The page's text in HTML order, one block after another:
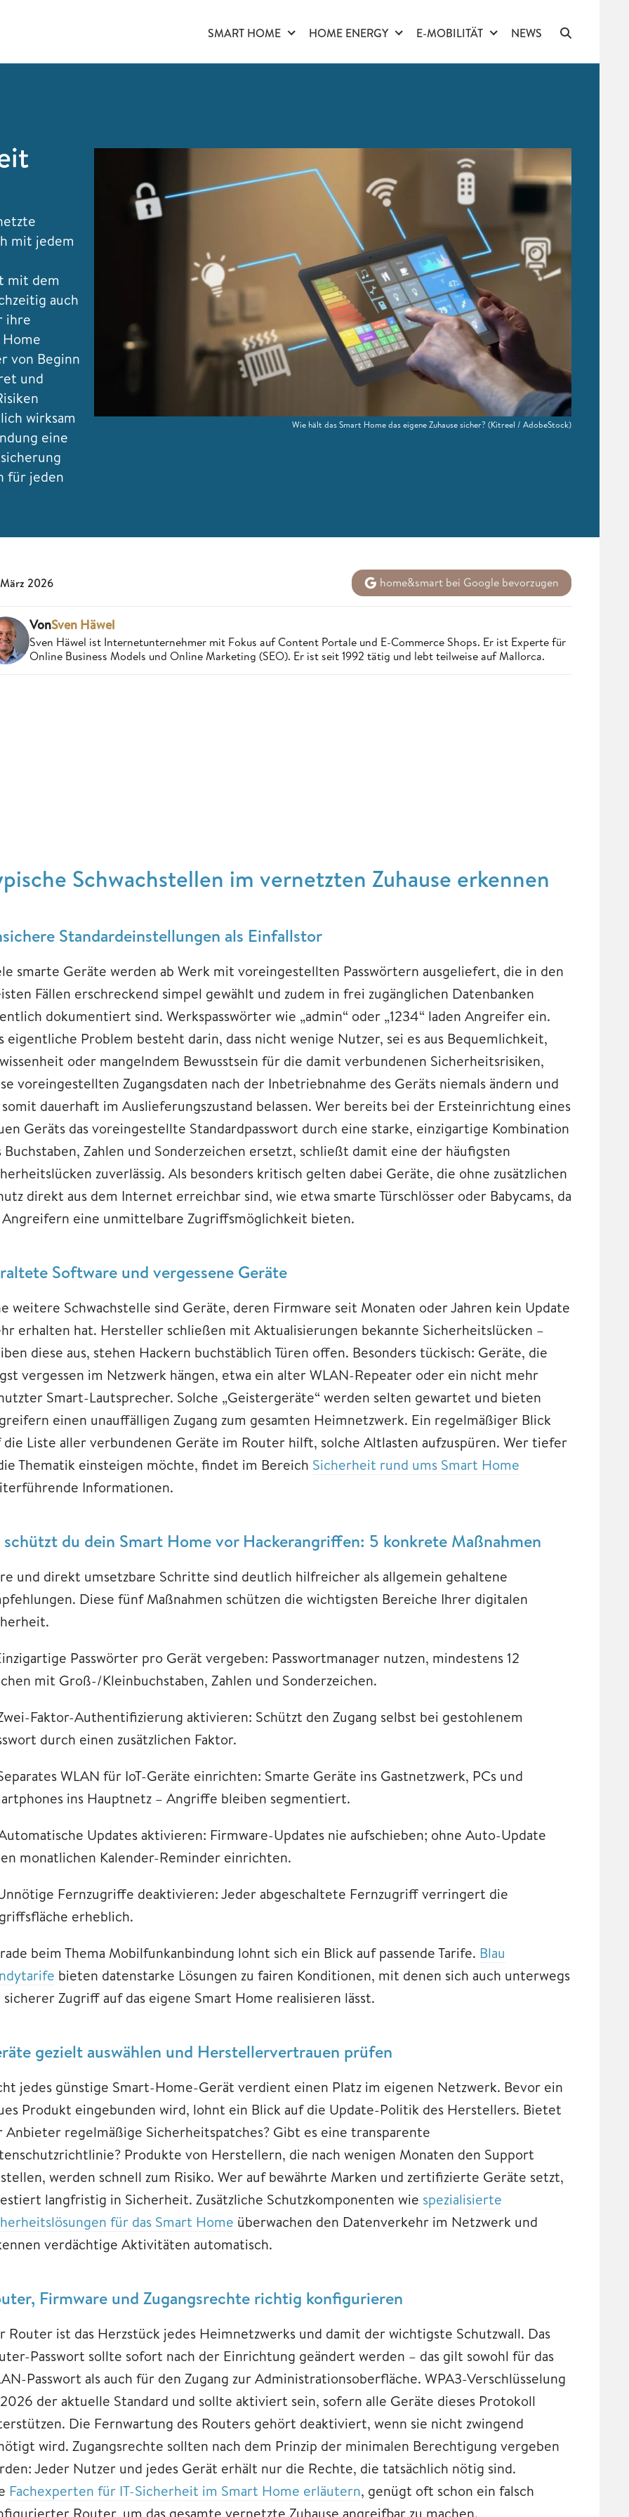
SMART HOME HOME ENERGY E-MOBILITÄT NEWS
mit jedem
mit dem
auch
ihre
von Beginn
und
wirksam
eine
für jeden
Wie hält das Smart Home das eigene Zuhause sicher? (Kitreel / AdobeStock)
2026 home&smart bei Google bevorzugen
VonSven Häwel
Sven Häwel ist Internetunternehmer mit Fokus auf Content Portale und E-Commerce Shops. Er ist Experte für
Online Business Models und Online Marketing (SEO). Er ist seit 1992 tätig und lebt teilweise auf Mallorca.
Schwachstellen im vernetzten Zuhause erkennen
Standardeinstellungen als Einfallstor
smarte Geräte werden ab Werk mit voreingestellten Passwörtern ausgeliefert, die in den
Fällen erschreckend simpel gewählt und zudem in frei zugänglichen Datenbanken
dokumentiert sind. Werkspasswörter wie „admin“ oder „1234“ laden Angreifer ein.
eigentliche Problem besteht darin, dass nicht wenige Nutzer, sei es aus Bequemlichkeit,
oder mangelndem Bewusstsein für die damit verbundenen Sicherheitsrisiken,
voreingestellten Zugangsdaten nach der Inbetriebnahme des Geräts niemals ändern und
dauerhaft im Auslieferungszustand belassen. Wer bereits bei der Ersteinrichtung eines
Geräts das voreingestellte Standardpasswort durch eine starke, einzigartige Kombination
Buchstaben, Zahlen und Sonderzeichen ersetzt, schließt damit eine der häufigsten
zuverlässig. Als besonders kritisch gelten dabei Geräte, die ohne zusätzlichen
direkt aus dem Internet erreichbar sind, wie etwa smarte Türschlösser oder Babycams, da
Angreifern eine unmittelbare Zugriffsmöglichkeit bieten.
Software und vergessene Geräte
weitere Schwachstelle sind Geräte, deren Firmware seit Monaten oder Jahren kein Update
erhalten hat. Hersteller schließen mit Aktualisierungen bekannte Sicherheitslücken –
diese aus, stehen Hackern buchstäblich Türen offen. Besonders tückisch: Geräte, die
vergessen im Netzwerk hängen, etwa ein alter WLAN-Repeater oder ein nicht mehr
Smart-Lautsprecher. Solche „Geistergeräte“ werden selten gewartet und bieten
einen unauffälligen Zugang zum gesamten Heimnetzwerk. Ein regelmäßiger Blick
die Liste aller verbundenen Geräte im Router hilft, solche Altlasten aufzuspüren. Wer tiefer
Thematik einsteigen möchte, findet im Bereich Sicherheit rund ums Smart Home
Informationen.
schützt du dein Smart Home vor Hackerangriffen: 5 konkrete Maßnahmen
und direkt umsetzbare Schritte sind deutlich hilfreicher als allgemein gehaltene
Diese fünf Maßnahmen schützen die wichtigsten Bereiche Ihrer digitalen
Passwörter pro Gerät vergeben: Passwortmanager nutzen, mindestens 12
mit Groß-/Kleinbuchstaben, Zahlen und Sonderzeichen.
Faktor-Authentifizierung aktivieren: Schützt den Zugang selbst bei gestohlenem
durch einen zusätzlichen Faktor.
WLAN für IoT-Geräte einrichten: Smarte Geräte ins Gastnetzwerk, PCs und
ins Hauptnetz – Angriffe bleiben segmentiert.
Updates aktivieren: Firmware-Updates nie aufschieben; ohne Auto-Update
monatlichen Kalender-Reminder einrichten.
Fernzugriffe deaktivieren: Jeder abgeschaltete Fernzugriff verringert die
erheblich.
beim Thema Mobilfunkanbindung lohnt sich ein Blick auf passende Tarife. Blau
bieten datenstarke Lösungen zu fairen Konditionen, mit denen sich auch unterwegs
sicherer Zugriff auf das eigene Smart Home realisieren lässt.
gezielt auswählen und Herstellervertrauen prüfen
jedes günstige Smart-Home-Gerät verdient einen Platz im eigenen Netzwerk. Bevor ein
Produkt eingebunden wird, lohnt ein Blick auf die Update-Politik des Herstellers. Bietet
Anbieter regelmäßige Sicherheitspatches? Gibt es eine transparente
Produkte von Herstellern, die nach wenigen Monaten den Support
werden schnell zum Risiko. Wer auf bewährte Marken und zertifizierte Geräte setzt,
langfristig in Sicherheit. Zusätzliche Schutzkomponenten wie spezialisierte
für das Smart Home überwachen den Datenverkehr im Netzwerk und
verdächtige Aktivitäten automatisch.
Firmware und Zugangsrechte richtig konfigurieren
Router ist das Herzstück jedes Heimnetzwerks und damit der wichtigste Schutzwall. Das
Passwort sollte sofort nach der Einrichtung geändert werden – das gilt sowohl für das
Passwort als auch für den Zugang zur Administrationsoberfläche. WPA3-Verschlüsselung
der aktuelle Standard und sollte aktiviert sein, sofern alle Geräte dieses Protokoll
Die Fernwartung des Routers gehört deaktiviert, wenn sie nicht zwingend
wird. Zugangsrechte sollten nach dem Prinzip der minimalen Berechtigung vergeben
Jeder Nutzer und jedes Gerät erhält nur die Rechte, die tatsächlich nötig sind.
Fachexperten für IT-Sicherheit im Smart Home erläutern, genügt oft schon ein falsch
Router, um das gesamte vernetzte Zuhause angreifbar zu machen.